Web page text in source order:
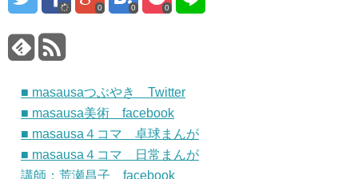
0 0 0
■ masausaつぶやき Twitter
■ masausa美術 facebook
■ masausa４コマ 卓球まんが
■ masausa４コマ 日常まんが
講師：荒瀬昌子 facebook